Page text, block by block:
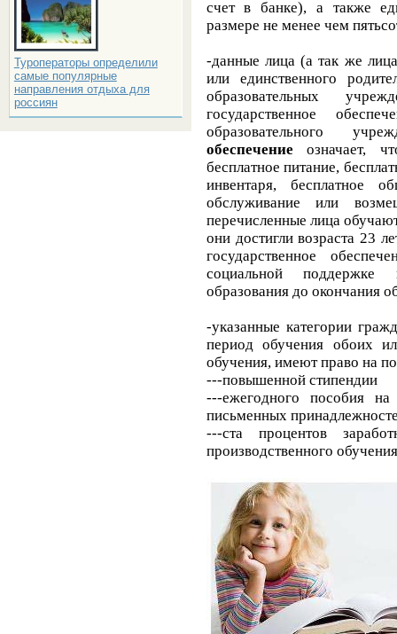
Туроператоры определили
самые популярные
направления отдыха для
россиян
счет в банке), а также
размере не менее чем
-данные лица (а так же
или единственного
образовательных
государственное
образовательного
обеспечениеозначает,
бесплатное питание,
инвентаря, бесплатное
обслуживание или
перечисленные лица
они достигли возраста 23
государственное
социальной поддержке
образования до окончания
-указанные категории
период обучения обоих
обучения, имеют право на
---повышенной стипендии
---ежегодного пособия
письменных
---ста процентов
производственного